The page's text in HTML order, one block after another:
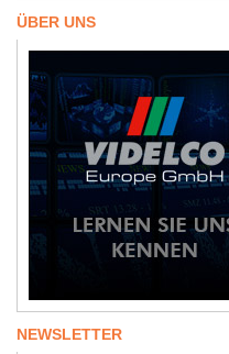
ÜBER UNS
NEWSLETTER